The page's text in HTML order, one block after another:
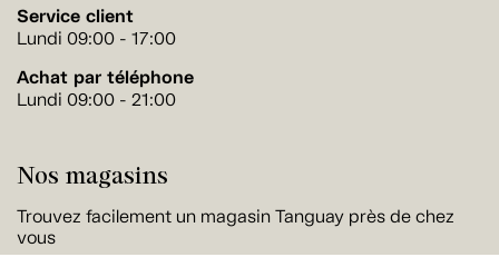
Service client
Lundi 09:00 - 17:00
Achat par téléphone
Lundi 09:00 - 21:00
Nos magasins
Trouvez facilement un magasin Tanguay près de chez
vous